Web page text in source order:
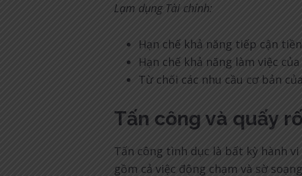
Lạm dụng Tài chính:
Hạn chế khả năng tiếp cận
Hạn chế khả năng làm việc
Từ chối các nhu cầu cơ bản
Tấn công và quấy
Tấn công tình dục là bất kỳ hành
gồm cả việc động chạm và sờ